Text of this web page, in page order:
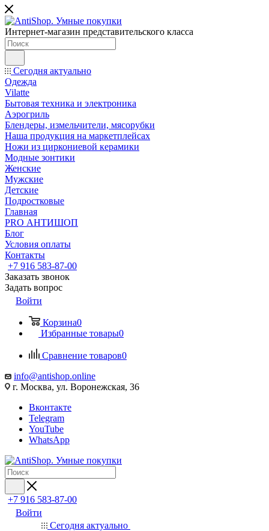
Интернет-магазин представительского класса
Сегодня актуально
Одежда
Vilatte
Бытовая техника и электроника
Аэрогриль
Блендеры, измельчители, мясорубки
Наша продукция на маркетплейсах
Ножи из циркониевой керамики
Модные зонтики
Женские
Мужские
Детские
Подростковые
Главная
PRO АНТИШОП
Блог
Условия оплаты
Контакты
+7 916 583-87-00
Заказать звонок
Задать вопрос
Войти
Корзина0
Избранные товары0
Сравнение товаров0
info@antishop.online
г. Москва, ул. Воронежская, 36
Вконтакте
Telegram
YouTube
WhatsApp
+7 916 583-87-00
Войти
Сегодня актуально